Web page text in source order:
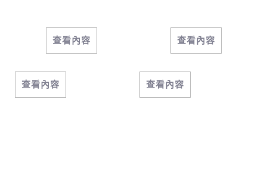
查看內容
查看內容
查看內容
查看內容